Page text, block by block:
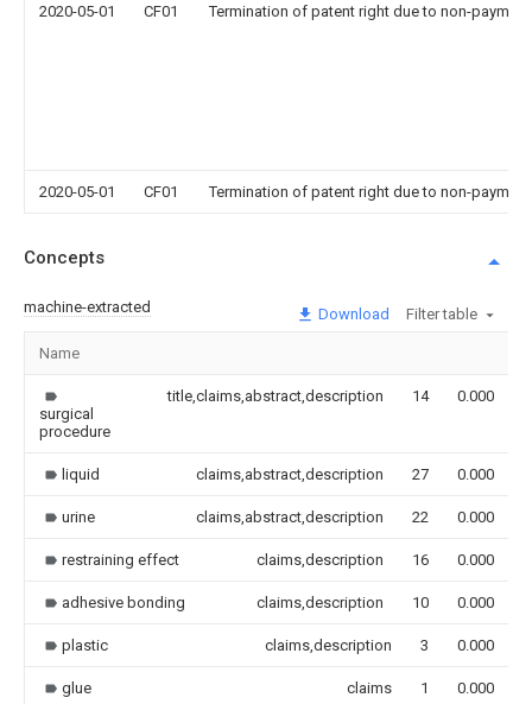
2020-05-01 CF01 Termination of patent right due to non-
2020-05-01 CF01 Termination of patent right due to non-
Concepts
machine-extracted Download Filter table
Name
surgical
procedure
title,claims,abstract,description 14 0.000
liquid claims,abstract,description 27 0.000
urine claims,abstract,description 22 0.000
restraining effect claims,description 16 0.000
adhesive bonding claims,description 10 0.000
plastic claims,description 3 0.000
glue claims 1 0.000